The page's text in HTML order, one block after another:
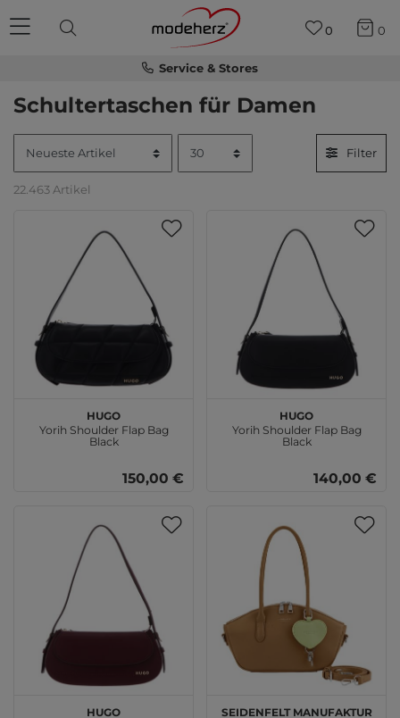
Service & Stores
0 0
Schultertaschen für Damen
Filter
22.463 Artikel
HUGO
Yorih Shoulder Flap Bag
Black
150,00 €
HUGO
Yorih Shoulder Flap Bag
Black
140,00 €
HUGO SEIDENFELT MANUFAKTUR